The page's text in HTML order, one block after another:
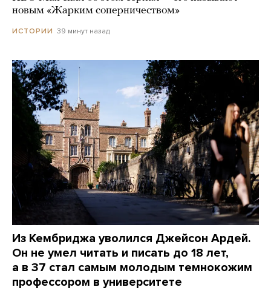
новым «Жарким соперничеством»
ИСТОРИИ 39 минут назад
Из Кембриджа уволился Джейсон Ардей.
Он не умел читать и писать до 18 лет,
а в 37 стал самым молодым темнокожим
профессором в университете